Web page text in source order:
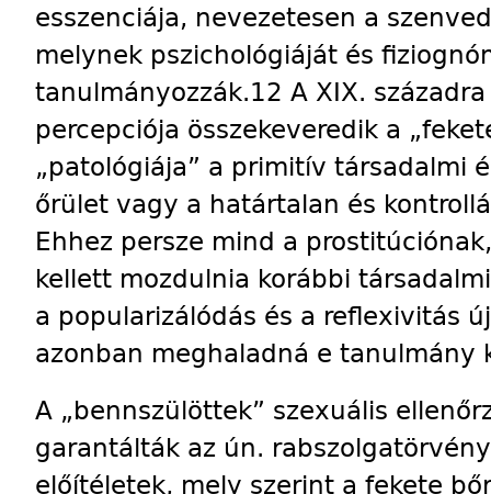
esszenciája, nevezetesen a
melynek pszichológiáját és
tanulmányozzák.12 A XIX.
percepciója összekeveredik a
„patológiája” a primitív társadalmi
őrület vagy a határtalan és
Ehhez persze mind a
kellett mozdulnia korábbi
a popularizálódás és a reflexivitás
azonban meghaladná e tanulmány
A „bennszülöttek” szexuális
garantálták az ún.
előítéletek, mely szerint a fekete